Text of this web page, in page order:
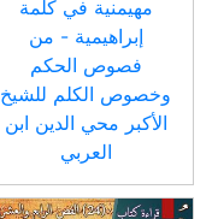
مهيمنية في كلمة
إبراهيمية - من
فصوص الحكم
وخصوص الكلم للشيخ
الأكبر محي الدين ابن
العربي